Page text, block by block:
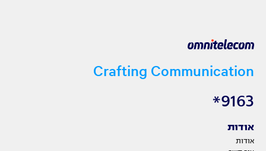
Crafting Communication
9163*
אודות
אודות